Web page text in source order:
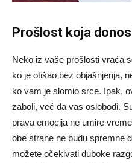
Prošlost koja
Neko iz vaše prošlosti vraća
ko je otišao bez objašnjenja,
ko vam je slomio srce. Ipak,
zaboli, već da vas oslobodi.
prava emocija ne umire
obe strane ne budu spremne
možete očekivati duboke